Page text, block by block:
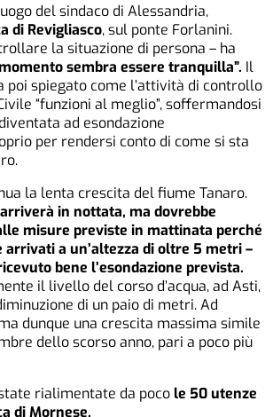
del sindaco di Alessandria,
di Revigliasco, sul ponte Forlanini.
la situazione di persona – ha
sembra essere tranquilla”. Il
poi spiegato come l’attività di controllo
“funzioni al meglio”, soffermandosi
ad esondazione
per rendersi conto di come si sta
la lenta crescita del fiume Tanaro.
arriverà in nottata, ma dovrebbe
misure previste in mattinata perché
arrivati a un’altezza di oltre 5 metri –
bene l’esondazione prevista.
il livello del corso d’acqua, ad Asti,
di un paio di metri. Ad
dunque una crescita massima simile
dello scorso anno, pari a poco più
rialimentate da pocole 50 utenze
di Mornese.